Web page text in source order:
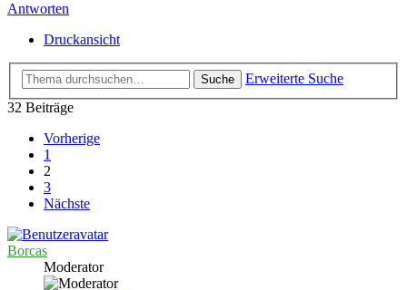
Antworten
Druckansicht
Suche
Erweiterte Suche
32 Beiträge
Vorherige
1
2
3
Nächste
Borcas
Moderator